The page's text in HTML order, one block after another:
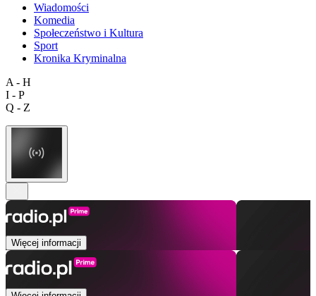
Wiadomości
Komedia
Społeczeństwo i Kultura
Sport
Kronika Kryminalna
A - H
I - P
Q - Z
Więcej informacji